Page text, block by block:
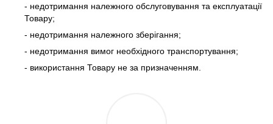
- недотримання належного обслуговування та експлуатації
Товару;
- недотримання належного зберігання;
- недотримання вимог необхідного транспортування;
- використання Товару не за призначенням.